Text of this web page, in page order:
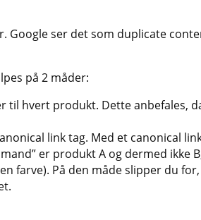
Google ser det som duplicate
på 2 måder:
til hvert produkt. Dette anbefales,
link tag. Med et canonical
er produkt A og dermed ikke
farve). På den måde slipper du